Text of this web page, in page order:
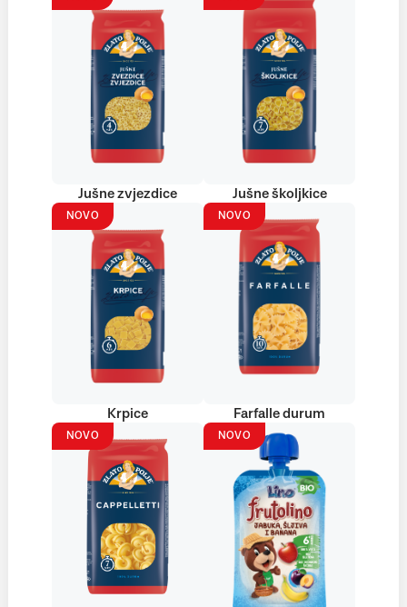
Jušne zvjezdice Jušne školjkice
NOVO
Krpice
NOVO
Farfalle durum
NOVO NOVO